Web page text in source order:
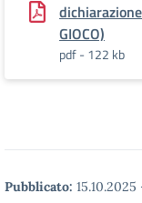
GIOCO)
pdf - 122 kb
Pubblicato: 15.10.2025